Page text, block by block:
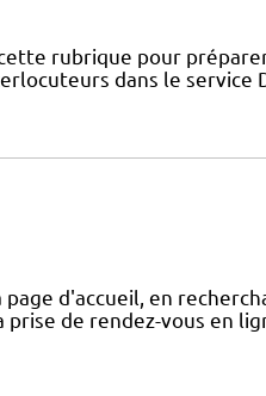
rubrique pour
dans le service
d'accueil, en
de rendez-vous en